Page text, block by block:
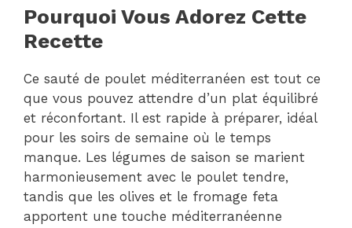
Pourquoi Vous Adorez Cette
Recette
Ce sauté de poulet méditerranéen est tout ce
que vous pouvez attendre d’un plat équilibré
et réconfortant. Il est rapide à préparer, idéal
pour les soirs de semaine où le temps
manque. Les légumes de saison se marient
harmonieusement avec le poulet tendre,
tandis que les olives et le fromage feta
apportent une touche méditerranéenne